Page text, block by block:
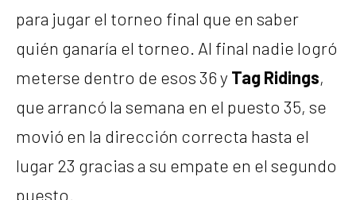
para jugar el torneo final que en saber
quién ganaría el torneo. Al final nadie logró
meterse dentro de esos 36 y Tag Ridings,
que arrancó la semana en el puesto 35, se
movió en la dirección correcta hasta el
lugar 23 gracias a su empate en el segundo
puesto.